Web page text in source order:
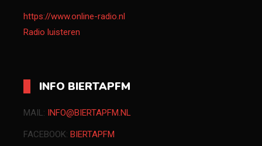
https://www.online-radio.nl
Radio luisteren
INFO BIERTAPFM
MAIL: INFO@BIERTAPFM.NL
FACEBOOK: BIERTAPFM